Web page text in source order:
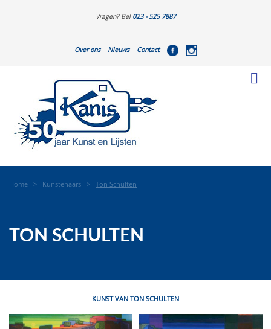
Vragen? Bel 023 - 525 7887
Over ons Nieuws Contact
Home > Kunstenaars > Ton Schulten
TON SCHULTEN
KUNST VAN TON SCHULTEN